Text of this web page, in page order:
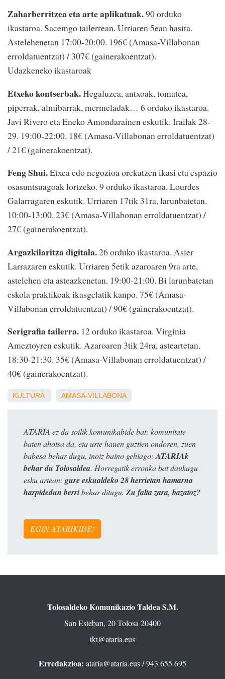
Zaharberritzea eta arte aplikatuak.90 orduko
ikastaroa. Sacemgo tailerrean. Urriaren 5ean hasita.
Astelehenetan 17:00-20:00. 196€ (Amasa-Villabonan
erroldatuentzat) / 307€ (gainerakoentzat).
Udazkeneko ikastaroak
Etxeko kontserbak.Hegaluzea, antxoak, tomatea,
piperrak, almibarrak, mermeladak… 6 orduko ikastaroa.
Javi Rivero eta Eneko Amondarainen eskutik. Irailak 28-
29. 19:00-22:00. 18€ (Amasa-Villabonan erroldatuentzat)
/ 21€ (gainerakoentzat).
Feng Shui.Etxea edo negozioa orekatzen ikasi eta espazio
osasuntsuagoak lortzeko. 9 orduko ikastaroa. Lourdes
Galarragaren eskutik. Urriaren 17tik 31ra, larunbatetan.
10:00-13:00. 23€ (Amasa-Villabonan erroldatuentzat) /
27€ (gainerakoentzat).
Argazkilaritza digitala.26 orduko ikastaroa. Asier
Larrazaren eskutik. Urriaren 5etik azaroaren 9ra arte,
astelehen eta asteazkenetan. 19:00-21:00. Bi larunbatetan
eskola praktikoak ikasgelatik kanpo. 75€ (Amasa-
Villabonan erroldatuentzat) / 90€ (gainerakoentzat).
Serigrafia tailerra. 12 orduko ikastaroa. Virginia
Ameztoyren eskutik. Azaroaren 3tik 24ra, asteartetan.
18:30-21:30. 35€ (Amasa-Villabonan erroldatuentzat) /
40€ (gainerakoentzat).
KULTURA AMASA-VILLABONA
ATARIA ez da soilik komunikabide bat: komunitate
baten ahotsa da, eta urte hauen guztien ondoren, zuen
babesa behar dugu, inoiz baino gehiago: ATARIAk
behar du Tolosaldea. Horregatik erronka bat daukagu
esku artean: gure eskualdeko 28 herrietan hamarna
harpidedun berribehar ditugu. Zu falta zara, bazatoz?
EGIN ATARIKIDE!
Tolosaldeko Komunikazio Taldea S.M.
San Esteban, 20 Tolosa 20400
tkt@ataria.eus
Erredakzioa: ataria@ataria.eus/ 943 655 695